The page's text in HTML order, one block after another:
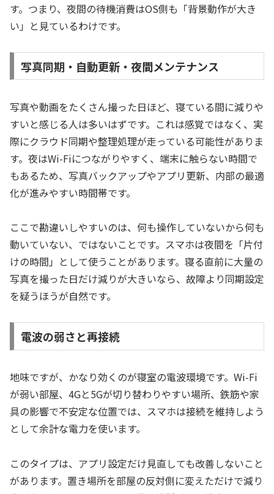
す。つまり、夜間の待機消費はOS側も「背景動作が大き
い」と見ているわけです。
写真同期・自動更新・夜間メンテナンス
写真や動画をたくさん撮った日ほど、寝ている間に減りや
すいと感じる人は多いはずです。これは感覚ではなく、実
際にクラウド同期や整理処理が走っている可能性がありま
す。夜はWi-Fiにつながりやすく、端末に触らない時間で
もあるため、写真バックアップやアプリ更新、内部の最適
化が進みやすい時間帯です。
ここで勘違いしやすいのは、何も操作していないから何も
動いていない、ではないことです。スマホは夜間を「片付
けの時間」として使うことがあります。寝る直前に大量の
写真を撮った日だけ減りが大きいなら、故障より同期設定
を疑うほうが自然です。
電波の弱さと再接続
地味ですが、かなり効くのが寝室の電波環境です。Wi-Fi
が弱い部屋、4Gと5Gが切り替わりやすい場所、鉄筋や家
具の影響で不安定な位置では、スマホは接続を維持しよう
として余計な電力を使います。
このタイプは、アプリ設定だけ見直しても改善しないこと
があります。置き場所を部屋の反対側に変えただけで減り